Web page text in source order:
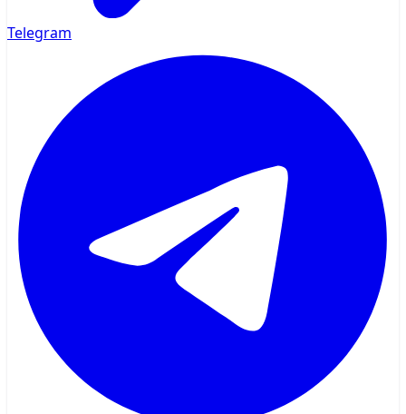
Telegram